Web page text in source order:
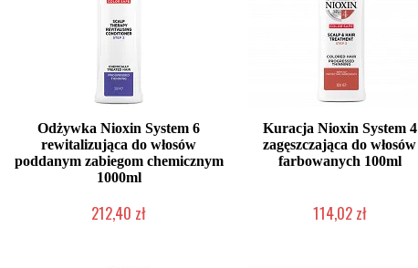
Odżywka Nioxin System 6
rewitalizująca do włosów
poddanym zabiegom chemicznym
1000ml
212,40 zł
Kuracja Nioxin System 4
zagęszczająca do włosów
farbowanych 100ml
114,02 zł